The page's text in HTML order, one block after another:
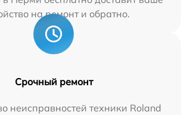
на ремонт и обратно.
Срочный ремонт
неисправностей техники Roland